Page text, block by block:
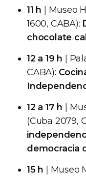
11 h | Museo
1600, CABA):
chocolate
12 a 19 h |
CABA):
12 a 17 h |
(Cuba 2079,
democracia
15 h | Museo